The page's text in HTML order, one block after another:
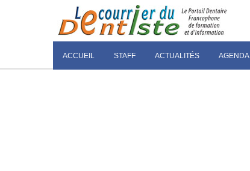
ACCUEIL STAFF ACTUALITÉS AGENDA